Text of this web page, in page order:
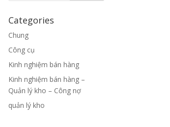
Categories
Chung
Công cụ
Kinh nghiệm bán hàng
Kinh nghiệm bán hàng –
Quản lý kho – Công nợ
quản lý kho